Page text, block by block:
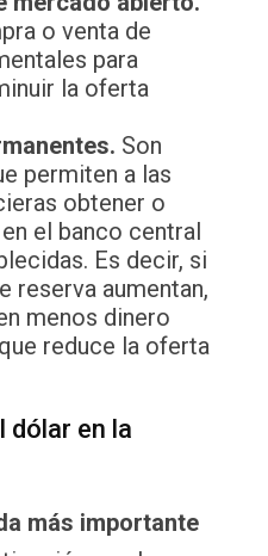
o venta de
para
la oferta
Son
permiten a las
obtener o
el banco central
Es decir, si
reserva aumentan,
menos dinero
reduce la oferta
dólar en la
más importante